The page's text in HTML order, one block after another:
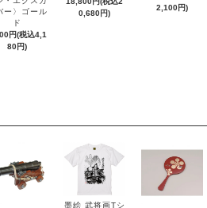
ー〉ゴール
ド
円(税込4,1
80円)
0,680円)
2,100円)
墨絵 武将画Tシ